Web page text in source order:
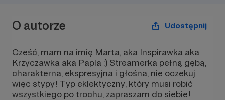
O autorze Udostępnij
Cześć, mam na imię Marta, aka Inspirawka aka
Krzyczawka aka Papla :) Streamerka pełną gębą,
charakterna, ekspresyjna i głośna, nie oczekuj
więc stypy! Typ eklektyczny, który musi robić
wszystkiego po trochu, zapraszam do siebie!